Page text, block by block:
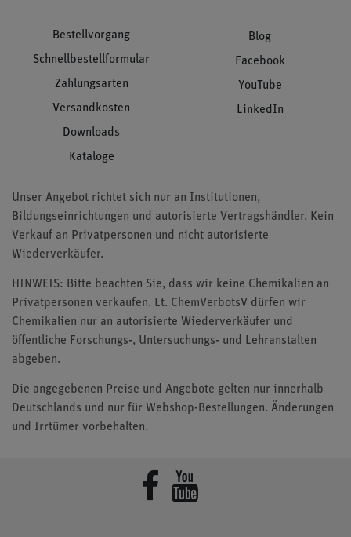
Bestellvorgang
Schnellbestellformular
Zahlungsarten
Versandkosten
Downloads
Kataloge
Blog
Facebook
YouTube
LinkedIn
Unser Angebot richtet sich nur an Institutionen,
Bildungseinrichtungen und autorisierte Vertragshändler. Kein
Verkauf an Privatpersonen und nicht autorisierte
Wiederverkäufer.
HINWEIS: Bitte beachten Sie, dass wir keine Chemikalien an
Privatpersonen verkaufen. Lt. ChemVerbotsV dürfen wir
Chemikalien nur an autorisierte Wiederverkäufer und
öffentliche Forschungs-, Untersuchungs- und Lehranstalten
abgeben.
Die angegebenen Preise und Angebote gelten nur innerhalb
Deutschlands und nur für Webshop-Bestellungen. Änderungen
und Irrtümer vorbehalten.